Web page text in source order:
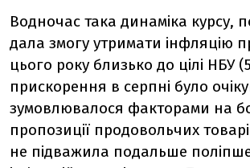
Водночас така динаміка курсу,
дала змогу утримати інфляцію
цього року близько до цілі НБУ
прискорення в серпні було
зумовлювалося факторами на
пропозиції продовольчих
не підважила подальше